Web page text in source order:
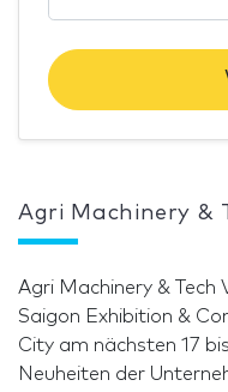
Agri Machinery &
Agri Machinery &
Saigon Exhibition &
City am nächsten 17
Neuheiten der